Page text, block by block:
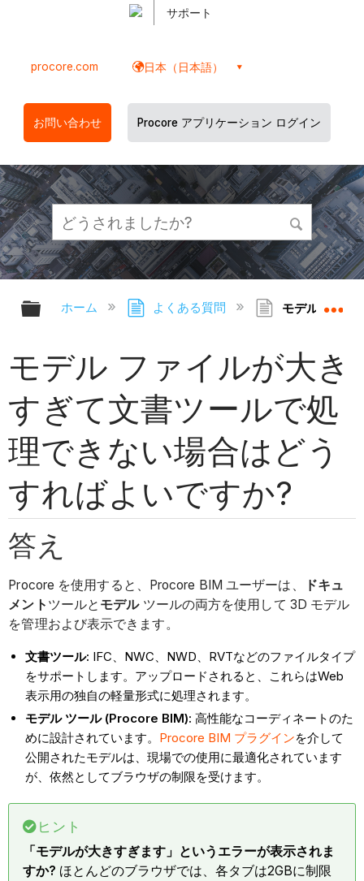
サポート
procore.com 日本（日本語）
お問い合わせ Procore アプリケーション ログイン
グローバル階層を展開/折りたたむ
ホーム よくある質問 モデル ファイ
モデル ファイルが大き
すぎて文書ツールで処
理できない場合はどう
すればよいですか?
答え
Procore を使用すると、Procore BIM ユーザーは、
ドキュ
メント ツールと モデルツールの両方を使用して 3D モデル
を管理および表示できます。
文書ツール: IFC、NWC、NWD、RVTなどのファイルタイプ
をサポートします。アップロードされると、これらはWeb
表示用の独自の軽量形式に処理されます。
モデル ツール (Procore BIM): 高性能なコーディネートのた
めに設計されています。 Procore BIM プラグインを介して
公開されたモデルは、現場での使用に最適化されています
が、依然としてブラウザの制限を受けます。
ヒント
「モデルが大きすぎます」というエラーが表示されま
すか? ほとんどのブラウザでは、各タブは2GBに制限